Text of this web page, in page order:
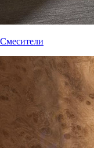
Смесители